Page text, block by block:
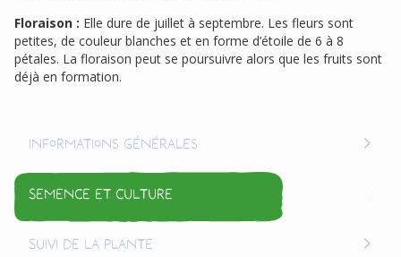
Floraison : Elle dure de juillet à septembre. Les fleurs sont
petites, de couleur blanches et en forme d’étoile de 6 à 8
pétales. La floraison peut se poursuivre alors que les fruits sont
déjà en formation.
Informations générales
Semence et culture
Suivi de la plante